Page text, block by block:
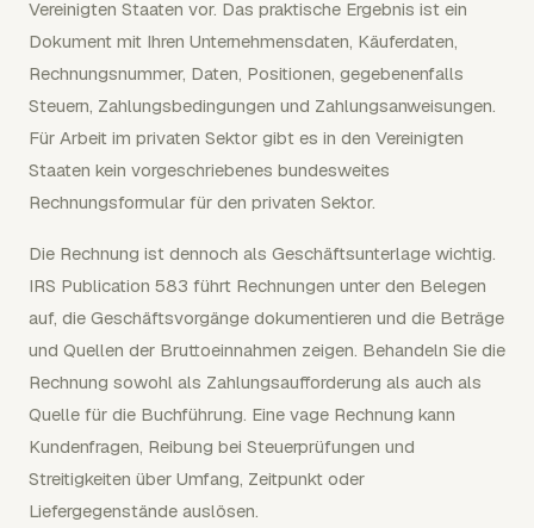
Vereinigten Staaten vor. Das praktische Ergebnis ist ein
Dokument mit Ihren Unternehmensdaten, Käuferdaten,
Rechnungsnummer, Daten, Positionen, gegebenenfalls
Steuern, Zahlungsbedingungen und Zahlungsanweisungen.
Für Arbeit im privaten Sektor gibt es in den Vereinigten
Staaten kein vorgeschriebenes bundesweites
Rechnungsformular für den privaten Sektor.
Die Rechnung ist dennoch als Geschäftsunterlage wichtig.
IRS Publication 583 führt Rechnungen unter den Belegen
auf, die Geschäftsvorgänge dokumentieren und die Beträge
und Quellen der Bruttoeinnahmen zeigen. Behandeln Sie die
Rechnung sowohl als Zahlungsaufforderung als auch als
Quelle für die Buchführung. Eine vage Rechnung kann
Kundenfragen, Reibung bei Steuerprüfungen und
Streitigkeiten über Umfang, Zeitpunkt oder
Liefergegenstände auslösen.